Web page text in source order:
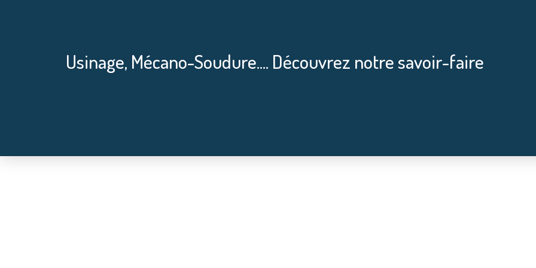
Usinage, Mécano-Soudure.... Découvrez notre savoir-faire